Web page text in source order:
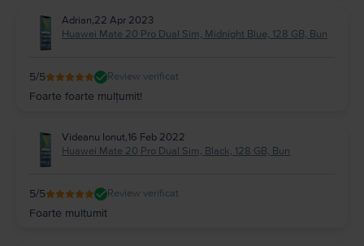
Adrian,22 Apr 2023
Huawei Mate 20 Pro Dual Sim, Midnight Blue, 128 GB, Bun
5/5 Review verificat
Foarte foarte mulțumit!
Videanu Ionut,16 Feb 2022
Huawei Mate 20 Pro Dual Sim, Black, 128 GB, Bun
5/5 Review verificat
Foarte multumit